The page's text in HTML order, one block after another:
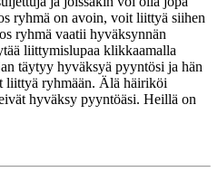
ryhmä on avoin, voit liittyä siihen
ryhmä vaatii hyväksynnän
liittymislupaa klikkaamalla
täytyy hyväksyä pyyntösi ja hän
liittyä ryhmään. Älä häiriköi
hyväksy pyyntöäsi. Heillä on